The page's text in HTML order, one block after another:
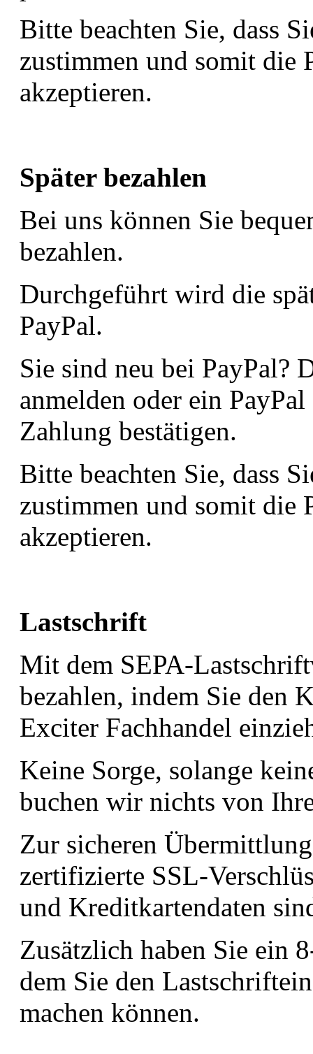
Bitte beachten Sie, dass
zustimmen und somit die
akzeptieren.
Später bezahlen
Bei uns können Sie
bezahlen.
Durchgeführt wird die
PayPal.
Sie sind neu bei PayPal?
anmelden oder ein
Zahlung bestätigen.
Bitte beachten Sie, dass
zustimmen und somit die
akzeptieren.
Lastschrift
Mit dem SEPA-
bezahlen, indem Sie den
Exciter Fachhandel
Keine Sorge, solange
buchen wir nichts von
Zur sicheren
zertifizierte SSL-
und Kreditkartendaten
Zusätzlich haben Sie ein
dem Sie den
machen können.